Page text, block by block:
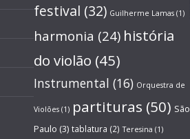
festival (32) Guilherme Lamas (1)
harmonia (24) história
do violão (45)
Instrumental (16) Orquestra de
Violões (1) partituras (50) São
Paulo (3) tablatura (2) Teresina (1)